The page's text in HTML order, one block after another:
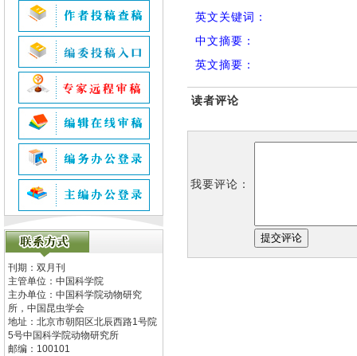
刊期：双月刊
主管单位： 中国科学院
主办单位： 中国科学院动物研究
所，中国昆虫学会
地址： 北京市朝阳区北辰西路1号院
5号中国科学院动物研究所
邮编： 100101
英文关键词：
中文摘要：
英文摘要：
读者评论
我要评论：